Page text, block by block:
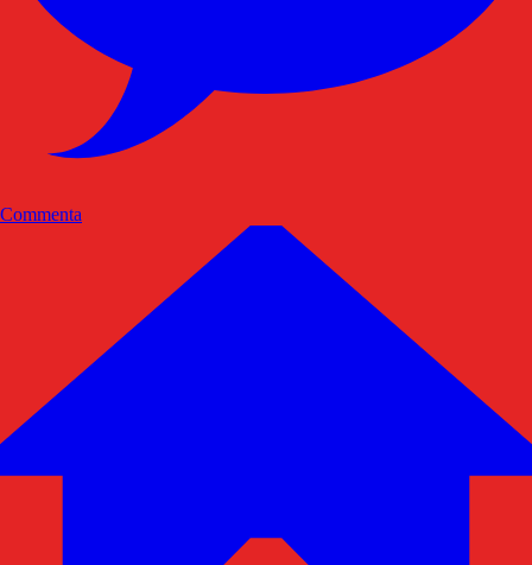
Commenta